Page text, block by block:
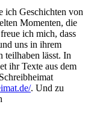
ich Geschichten von
Momenten, die
ich mich, dass
uns in ihrem
lässt. In
ihr Texte aus dem
. Und zu